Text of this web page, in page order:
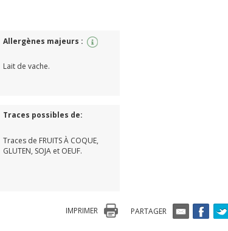
Allergènes majeurs :
Lait de vache.
Traces possibles de:
Traces de FRUITS À COQUE,
GLUTEN, SOJA et OEUF.
PARTAGER
IMPRIMER